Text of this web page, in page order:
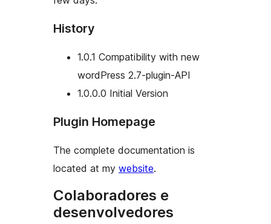
History
1.0.1 Compatibility with new
wordPress 2.7-plugin-API
1.0.0.0 Initial Version
Plugin Homepage
The complete documentation is
located at my website.
Colaboradores e
desenvolvedores